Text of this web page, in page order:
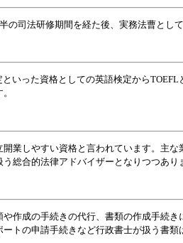
の司法研修期間を経た後、実務法曹と
いった資格としての英語検定から
業しやすい資格と言われています。主
総合的法律アドバイザーとなりつつあり
作成の手続きの代行、書類の作成手続
トの申請手続きなど行政書士が扱う書